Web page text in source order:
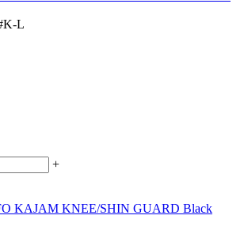
L
+